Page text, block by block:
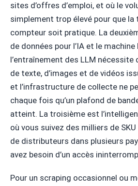
sites d’offres d’emploi, et où le
simplement trop élevé pour que
compteur soit pratique. La
de données pour l’IA et le machine
l’entraînement des LLM nécessite
de texte, d’images et de vidéos
et l’infrastructure de collecte ne
chaque fois qu’un plafond de
atteint. La troisième est
où vous suivez des milliers de
de distributeurs dans plusieurs
avez besoin d’un accès
Pour un scraping occasionnel ou